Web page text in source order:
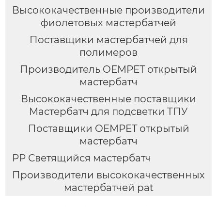
Высококачественные производители
фиолетовых мастербатчей
Поставщики мастербатчей для
полимеров
Производитель OEMPET открытый
мастербатч
Высококачественные поставщики
Мастербатч для подсветки ТПУ
Поставщики OEMPET открытый
мастербатч
PP Светящийся мастербатч
Производители высококачественных
мастербатчей pat